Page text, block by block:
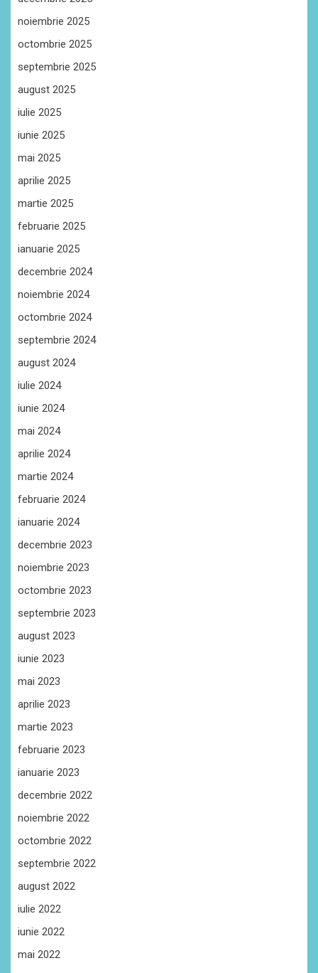
noiembrie 2025
octombrie 2025
septembrie 2025
august 2025
iulie 2025
iunie 2025
mai 2025
aprilie 2025
martie 2025
februarie 2025
ianuarie 2025
decembrie 2024
noiembrie 2024
octombrie 2024
septembrie 2024
august 2024
iulie 2024
iunie 2024
mai 2024
aprilie 2024
martie 2024
februarie 2024
ianuarie 2024
decembrie 2023
noiembrie 2023
octombrie 2023
septembrie 2023
august 2023
iunie 2023
mai 2023
aprilie 2023
martie 2023
februarie 2023
ianuarie 2023
decembrie 2022
noiembrie 2022
octombrie 2022
septembrie 2022
august 2022
iulie 2022
iunie 2022
mai 2022